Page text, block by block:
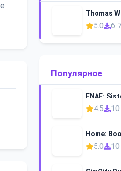
Thomas
5.0 6
Популярное
FNAF:
4.5
Home:
5.0 10